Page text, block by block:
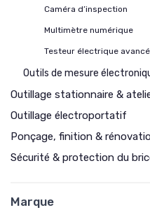
Caméra d’inspection
Multimètre numérique
Testeur électrique avancé
Outils de mesure
Outillage stationnaire &
Outillage électroportatif
Ponçage, finition &
Sécurité & protection du
Marque